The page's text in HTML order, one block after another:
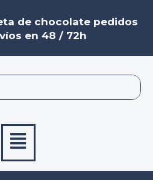
de chocolate pedidos
en 48 / 72h
Menú